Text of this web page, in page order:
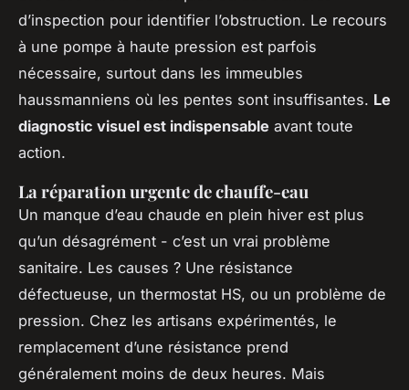
d’inspection pour identifier l’obstruction. Le recours
à une pompe à haute pression est parfois
nécessaire, surtout dans les immeubles
haussmanniens où les pentes sont insuffisantes. Le
diagnostic visuel est indispensable avant toute
action.
La réparation urgente de chauffe-eau
Un manque d’eau chaude en plein hiver est plus
qu’un désagrément - c’est un vrai problème
sanitaire. Les causes ? Une résistance
défectueuse, un thermostat HS, ou un problème de
pression. Chez les artisans expérimentés, le
remplacement d’une résistance prend
généralement moins de deux heures. Mais